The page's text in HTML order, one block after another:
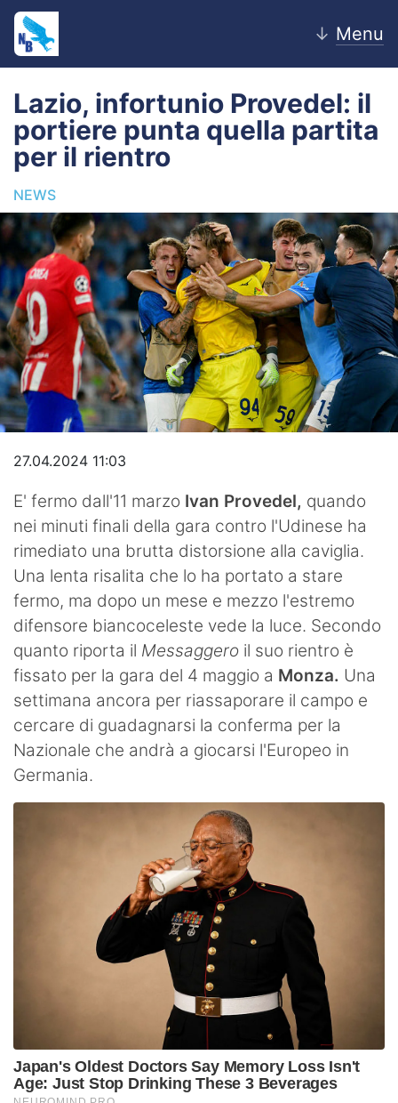
↓ Menu
Home
News
Editoriale
Pagelle
Settore Giovanile
Lazio Women
Calciomercato
Video
Lazio, infortunio Provedel: il
portiere punta quella partita
per il rientro
NEWS
27.04.2024 11:03
E' fermo dall'11 marzo Ivan Provedel, quando
nei minuti finali della gara contro l'Udinese ha
rimediato una brutta distorsione alla caviglia.
Una lenta risalita che lo ha portato a stare
fermo, ma dopo un mese e mezzo l'estremo
difensore biancoceleste vede la luce. Secondo
quanto riporta il Messaggero il suo rientro è
fissato per la gara del 4 maggio a Monza. Una
settimana ancora per riassaporare il campo e
cercare di guadagnarsi la conferma per la
Nazionale che andrà a giocarsi l'Europeo in
Germania.